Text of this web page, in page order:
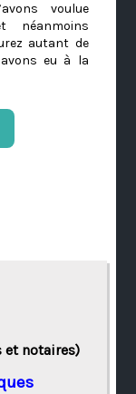
voulue
néanmoins
autant de
eu à la
notaires)